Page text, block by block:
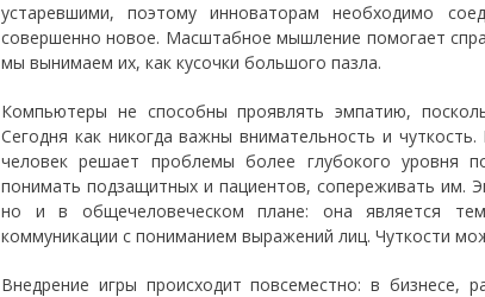
устаревшими, поэтому инноваторам необходимо
совершенно новое. Масштабное мышление помогает
мы вынимаем их, как кусочки большого пазла.
Компьютеры не способны проявлять эмпатию,
Сегодня как никогда важны внимательность и
человек решает проблемы более глубокого уровня
понимать подзащитных и пациентов, сопереживать им.
но и в общечеловеческом плане: она является тем
коммуникации с пониманием выражений лиц. Чуткости
Внедрение игры происходит повсеместно: в бизнесе,